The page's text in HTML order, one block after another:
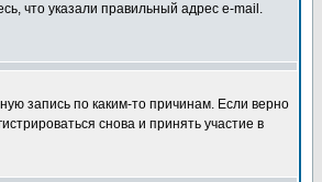
что указали правильный адрес e-mail.
запись по каким-то причинам. Если верно
снова и принять участие в